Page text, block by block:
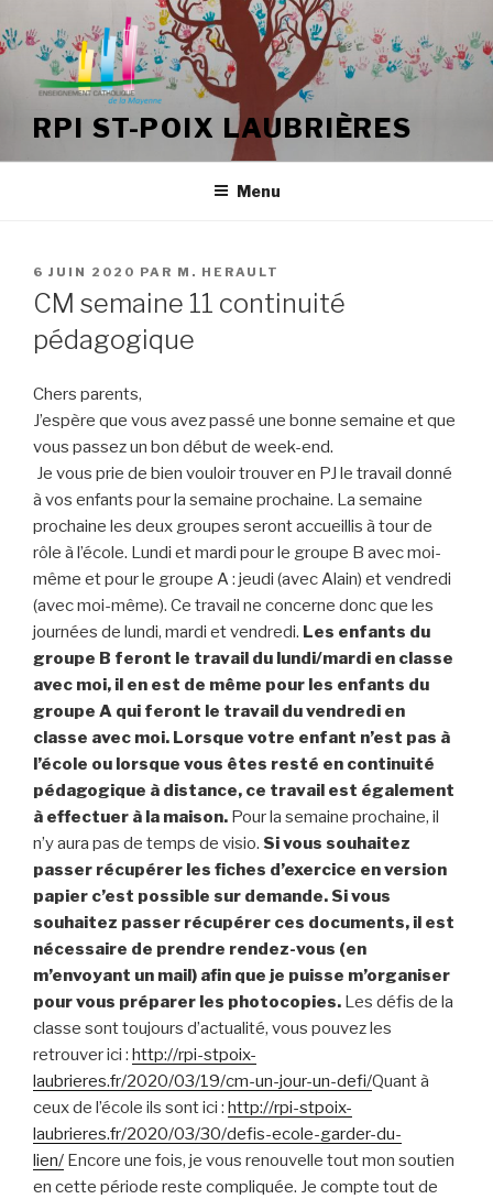
au
contenu
principal
RPI ST-POIX LAUBRIÈRES
Menu
PUBLIÉ
LE
6 JUIN 2020 PAR M. HERAULT
CM semaine 11 continuité
pédagogique
Chers parents,
J’espère que vous avez passé une bonne semaine et que
vous passez un bon début de week-end.
Je vous prie de bien vouloir trouver en PJ le travail donné
à vos enfants pour la semaine prochaine. La semaine
prochaine les deux groupes seront accueillis à tour de
rôle à l’école. Lundi et mardi pour le groupe B avec moi-
même et pour le groupe A : jeudi (avec Alain) et vendredi
(avec moi-même). Ce travail ne concerne donc que les
journées de lundi, mardi et vendredi. Les enfants du
groupe B feront le travail du lundi/mardi en classe
avec moi, il en est de même pour les enfants du
groupe A qui feront le travail du vendredi en
classe avec moi. Lorsque votre enfant n’est pas à
l’école ou lorsque vous êtes resté en continuité
pédagogique à distance, ce travail est également
à effectuer à la maison. Pour la semaine prochaine, il
n’y aura pas de temps de visio. Si vous souhaitez
passer récupérer les fiches d’exercice en version
papier c’est possible sur demande. Si vous
souhaitez passer récupérer ces documents, il est
nécessaire de prendre rendez-vous (en
m’envoyant un mail) afin que je puisse m’organiser
pour vous préparer les photocopies. Les défis de la
classe sont toujours d’actualité, vous pouvez les
retrouver ici : http://rpi-stpoix-
laubrieres.fr/2020/03/19/cm-un-jour-un-defi/Quant à
ceux de l’école ils sont ici : http://rpi-stpoix-
laubrieres.fr/2020/03/30/defis-ecole-garder-du-
lien/ Encore une fois, je vous renouvelle tout mon soutien
en cette période reste compliquée. Je compte tout de